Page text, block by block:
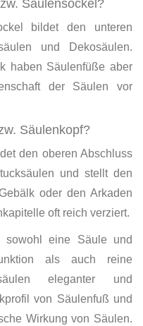
Säulensockel?
bildet den unteren
und Dekosäulen.
haben Säulenfüße aber
der Säulen vor
Säulenkopf?
den oberen Abschluss
und stellt den
oder den Arkaden
oft reich verziert.
sowohl eine Säule und
als auch reine
eleganter und
von Säulenfuß und
Wirkung von Säulen.